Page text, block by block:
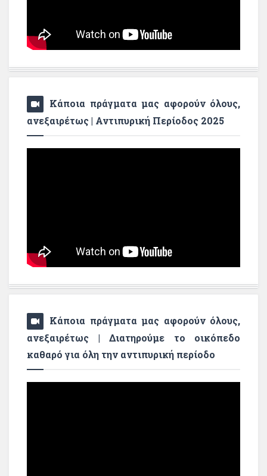
Κάποια πράγματα μας αφορούν όλους,
ανεξαιρέτως | Αντιπυρική Περίοδος 2025
Κάποια πράγματα μας αφορούν όλους,
ανεξαιρέτως | Διατηρούμε το οικόπεδο
καθαρό για όλη την αντιπυρική περίοδο